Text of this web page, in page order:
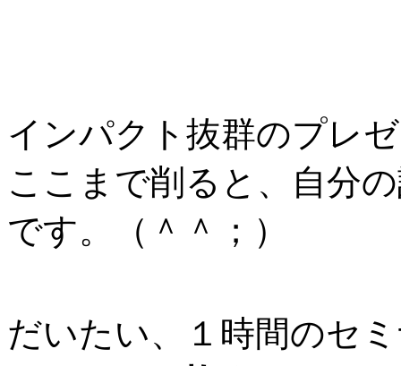
インパクト抜群のプレ
ここまで削ると、自分
です。（＾＾；）
だいたい、１時間のセ